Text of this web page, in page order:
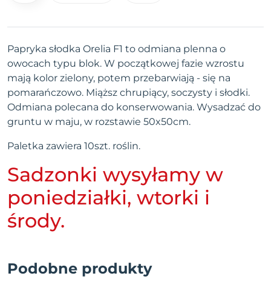
Papryka słodka Orelia F1 to odmiana plenna o
owocach typu blok. W początkowej fazie wzrostu
mają kolor zielony, potem przebarwiają - się na
pomarańczowo. Miąższ chrupiący, soczysty i słodki.
Odmiana polecana do konserwowania. Wysadzać do
gruntu w maju, w rozstawie 50x50cm.
Paletka zawiera 10szt. roślin.
Sadzonki wysyłamy w
poniedziałki, wtorki i
środy.
Podobne produkty